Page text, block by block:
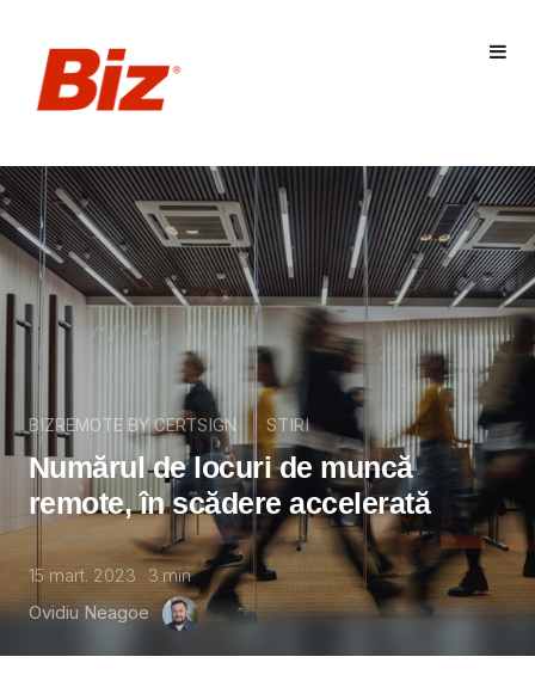
BIZREMOTE BY CERTSIGN STIRI
Numărul de locuri de muncă
remote, în scădere accelerată
15 mart. 2023 3 min
Ovidiu Neagoe